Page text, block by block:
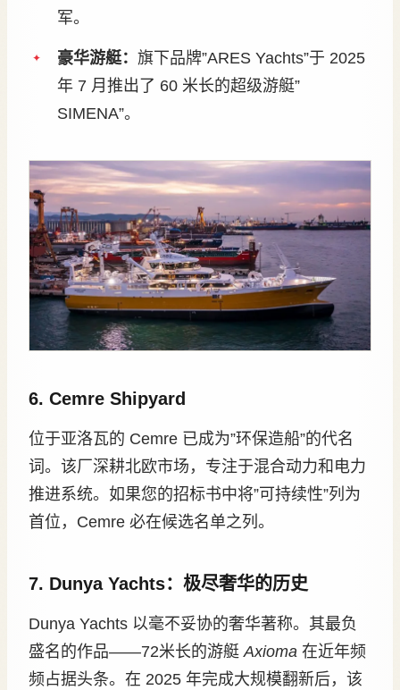
军。
豪华游艇： 旗下品牌”ARES Yachts”于 2025
年 7 月推出了 60 米长的超级游艇”
SIMENA”。
6. Cemre Shipyard
位于亚洛瓦的 Cemre 已成为”环保造船”的代名
词。该厂深耕北欧市场，专注于混合动力和电力
推进系统。如果您的招标书中将”可持续性”列为
首位，Cemre 必在候选名单之列。
7. Dunya Yachts：极尽奢华的历史
Dunya Yachts 以毫不妥协的奢华著称。其最负
盛名的作品——72米长的游艇Axioma 在近年频
频占据头条。在 2025 年完成大规模翻新后，该